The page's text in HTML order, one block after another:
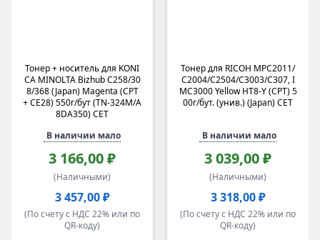
Тонер + носитель для KONI
CA MINOLTA Bizhub C258/30
8/368 (Japan) Magenta (CPT
+ CE28) 550г/бут (TN-324M/A
8DA350) CET
В наличии мало
3 166,00 ₽
(Наличными)
3 457,00 ₽
(По счету с НДС 22% или по
QR-коду)
Тонер для RICOH MPC2011/
C2004/C2504/C3003/C307, I
MC3000 Yellow HT8-Y (CPT) 5
00г/бут. (унив.) (Japan) CET
В наличии мало
3 039,00 ₽
(Наличными)
3 318,00 ₽
(По счету с НДС 22% или по
QR-коду)